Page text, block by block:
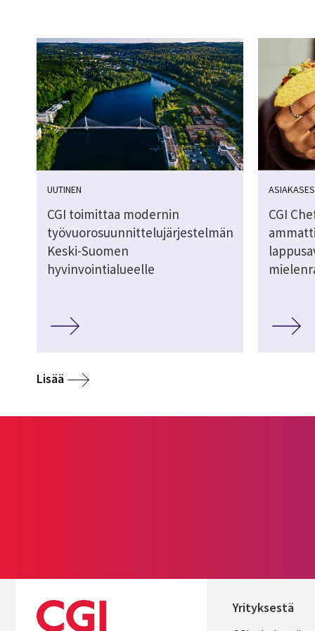
UUTINEN
CGI toimittaa modernin
työvuorosuunnittelujärjestelmän
Keski-Suomen
hyvinvointialueelle
CGI
Lisää
Yrityksestä